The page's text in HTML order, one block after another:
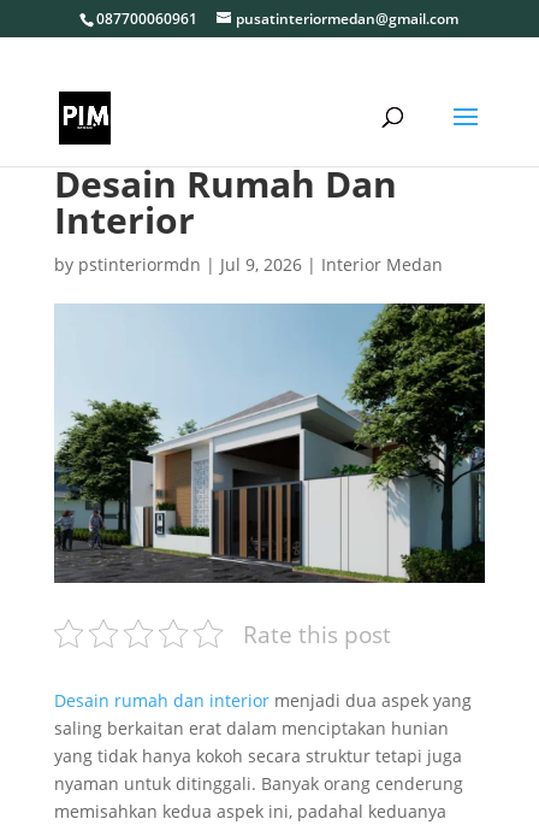
087700060961 pusatinteriormedan@gmail.com
Desain Rumah Dan
Interior
by pstinteriormdn | Jul 9, 2026| Interior Medan
Rate this post
Desain rumah dan interiormenjadi dua aspek yang
saling berkaitan erat dalam menciptakan hunian
yang tidak hanya kokoh secara struktur tetapi juga
nyaman untuk ditinggali. Banyak orang cenderung
memisahkan kedua aspek ini, padahal keduanya